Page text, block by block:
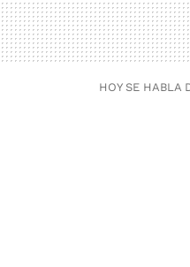
HOY SE HABLA